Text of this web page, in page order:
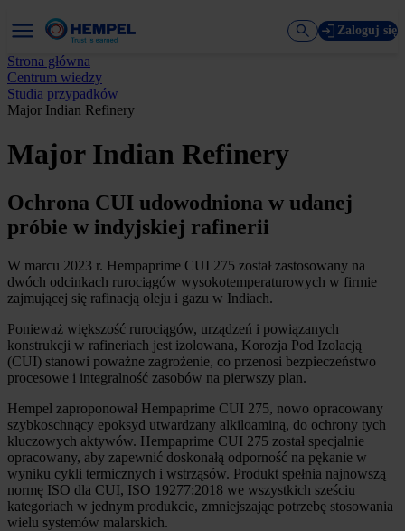
Zaloguj się
Strona główna
Centrum wiedzy
Studia przypadków
Major Indian Refinery
Major Indian Refinery
Ochrona CUI udowodniona w udanej
próbie w indyjskiej rafinerii
W marcu 2023 r. Hempaprime CUI 275 został zastosowany na
dwóch odcinkach rurociągów wysokotemperaturowych w firmie
zajmującej się rafinacją oleju i gazu w Indiach.
Ponieważ większość rurociągów, urządzeń i powiązanych
konstrukcji w rafineriach jest izolowana, Korozja Pod Izolacją
(CUI) stanowi poważne zagrożenie, co przenosi bezpieczeństwo
procesowe i integralność zasobów na pierwszy plan.
Hempel zaproponował Hempaprime CUI 275, nowo opracowany
szybkoschnący epoksyd utwardzany alkiloaminą, do ochrony tych
kluczowych aktywów. Hempaprime CUI 275 został specjalnie
opracowany, aby zapewnić doskonałą odporność na pękanie w
wyniku cykli termicznych i wstrząsów. Produkt spełnia najnowszą
normę ISO dla CUI, ISO 19277:2018 we wszystkich sześciu
kategoriach w jednym produkcie, zmniejszając potrzebę stosowania
wielu systemów malarskich.